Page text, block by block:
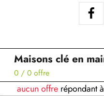
0 / 0 offre
aucun offre répondant